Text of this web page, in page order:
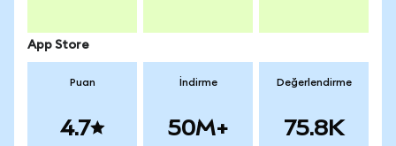
App Store
Puan
4.7
İndirme
50M+
Değerlendirme
75.8K